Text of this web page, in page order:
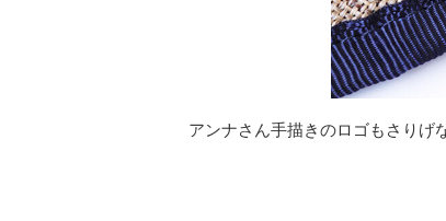
アンナさん手描きのロゴもさりげ